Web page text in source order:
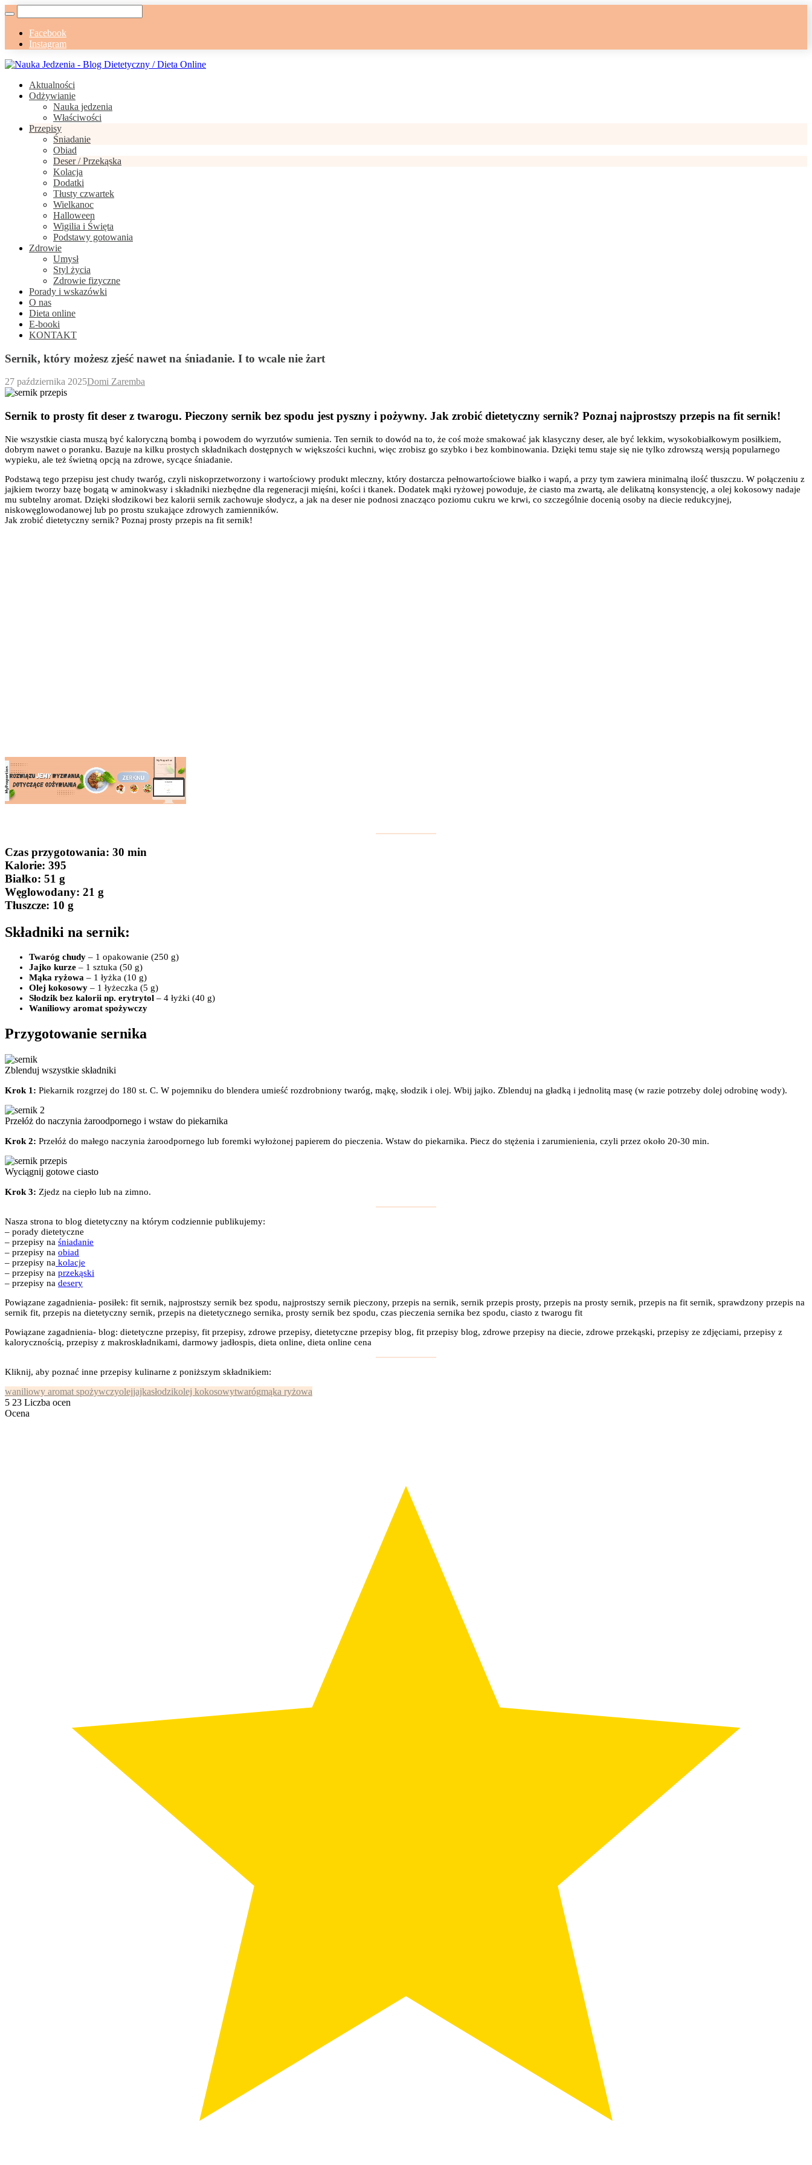
Facebook
Instagram
Aktualności
Odżywianie
Nauka jedzenia
Właściwości
Przepisy
Śniadanie
Obiad
Deser / Przekąska
Kolacja
Dodatki
Tłusty czwartek
Wielkanoc
Halloween
Wigilia i Święta
Podstawy gotowania
Zdrowie
Umysł
Styl życia
Zdrowie fizyczne
Porady i wskazówki
O nas
Dieta online
E-booki
KONTAKT
Sernik, który możesz zjeść nawet na śniadanie. I to wcale nie żart
27 października 2025Domi Zaremba
Sernik to prosty fit deser z twarogu. Pieczony sernik bez spodu jest pyszny i pożywny. Jak zrobić dietetyczny sernik? Poznaj najprostszy przepis na fit sernik!
Nie wszystkie ciasta muszą być kaloryczną bombą i powodem do wyrzutów sumienia. Ten sernik to dowód na to, że coś może smakować jak klasyczny deser, ale być lekkim, wysokobiałkowym posiłkiem,
dobrym nawet o poranku. Bazuje na kilku prostych składnikach dostępnych w większości kuchni, więc zrobisz go szybko i bez kombinowania. Dzięki temu staje się nie tylko zdrowszą wersją popularnego
wypieku, ale też świetną opcją na zdrowe, sycące śniadanie.
Podstawą tego przepisu jest chudy twaróg, czyli niskoprzetworzony i wartościowy produkt mleczny, który dostarcza pełnowartościowe białko i wapń, a przy tym zawiera minimalną ilość tłuszczu. W połączeniu z
jajkiem tworzy bazę bogatą w aminokwasy i składniki niezbędne dla regeneracji mięśni, kości i tkanek. Dodatek mąki ryżowej powoduje, że ciasto ma zwartą, ale delikatną konsystencję, a olej kokosowy nadaje
mu subtelny aromat. Dzięki słodzikowi bez kalorii sernik zachowuje słodycz, a jak na deser nie podnosi znacząco poziomu cukru we krwi, co szczególnie docenią osoby na diecie redukcyjnej,
niskowęglowodanowej lub po prostu szukające zdrowych zamienników.
Jak zrobić dietetyczny sernik? Poznaj prosty przepis na fit sernik!
Czas przygotowania: 30 min
Kalorie: 395
Białko: 51 g
Węglowodany: 21 g
Tłuszcze: 10 g
Składniki na sernik:
Twaróg chudy – 1 opakowanie (250 g)
Jajko kurze – 1 sztuka (50 g)
Mąka ryżowa – 1 łyżka (10 g)
Olej kokosowy – 1 łyżeczka (5 g)
Słodzik bez kalorii np. erytrytol – 4 łyżki (40 g)
Waniliowy aromat spożywczy
Przygotowanie sernika
Zblenduj wszystkie składniki
Krok 1: Piekarnik rozgrzej do 180 st. C. W pojemniku do blendera umieść rozdrobniony twaróg, mąkę, słodzik i olej. Wbij jajko. Zblenduj na gładką i jednolitą masę (w razie potrzeby dolej odrobinę wody).
Przełóż do naczynia żaroodpornego i wstaw do piekarnika
Krok 2: Przełóż do małego naczynia żaroodpornego lub foremki wyłożonej papierem do pieczenia. Wstaw do piekarnika. Piecz do stężenia i zarumienienia, czyli przez około 20-30 min.
Wyciągnij gotowe ciasto
Krok 3: Zjedz na ciepło lub na zimno.
Nasza strona to blog dietetyczny na którym codziennie publikujemy:
– porady dietetyczne
– przepisy na śniadanie
– przepisy na obiad
– przepisy na kolacje
– przepisy na przekąski
– przepisy na desery
Powiązane zagadnienia- posiłek: fit sernik, najprostszy sernik bez spodu, najprostszy sernik pieczony, przepis na sernik, sernik przepis prosty, przepis na prosty sernik, przepis na fit sernik, sprawdzony przepis na
sernik fit, przepis na dietetyczny sernik, przepis na dietetycznego sernika, prosty sernik bez spodu, czas pieczenia sernika bez spodu, ciasto z twarogu fit
Powiązane zagadnienia- blog: dietetyczne przepisy, fit przepisy, zdrowe przepisy, dietetyczne przepisy blog, fit przepisy blog, zdrowe przepisy na diecie, zdrowe przekąski, przepisy ze zdjęciami, przepisy z
kalorycznością, przepisy z makroskładnikami, darmowy jadłospis, dieta online, dieta online cena
Kliknij, aby poznać inne przepisy kulinarne z poniższym składnikiem:
waniliowy aromat spożywczyolejjajkasłodzikolej kokosowytwarógmąka ryżowa
5 23 Liczba ocen
Ocena